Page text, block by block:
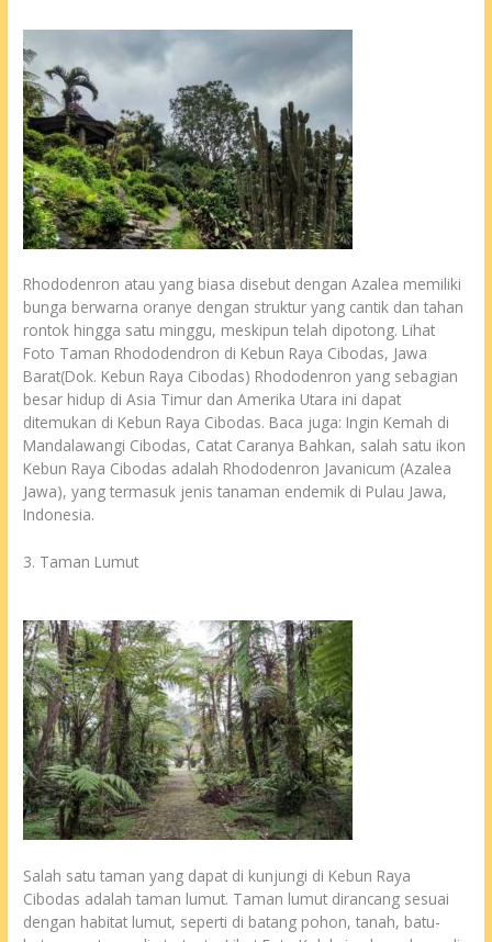
Rhododenron atau yang biasa disebut dengan Azalea memiliki
bunga berwarna oranye dengan struktur yang cantik dan tahan
rontok hingga satu minggu, meskipun telah dipotong. Lihat
Foto Taman Rhododendron di Kebun Raya Cibodas, Jawa
Barat(Dok. Kebun Raya Cibodas) Rhododenron yang sebagian
besar hidup di Asia Timur dan Amerika Utara ini dapat
ditemukan di Kebun Raya Cibodas. Baca juga: Ingin Kemah di
Mandalawangi Cibodas, Catat Caranya Bahkan, salah satu ikon
Kebun Raya Cibodas adalah Rhododenron Javanicum (Azalea
Jawa), yang termasuk jenis tanaman endemik di Pulau Jawa,
Indonesia.
3. Taman Lumut
Salah satu taman yang dapat di kunjungi di Kebun Raya
Cibodas adalah taman lumut. Taman lumut dirancang sesuai
dengan habitat lumut, seperti di batang pohon, tanah, batu-